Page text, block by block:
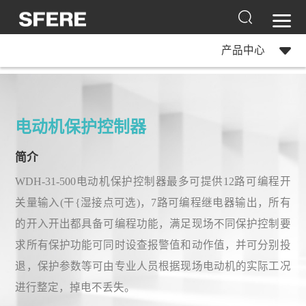
产品中心
电动机保护控制器
简介
WDH-31-500电动机保护控制器最多可提供12路可编程开
关量输入(干{湿接点可选)，7路可编程继电器输出，所有
的开入开出都具备可编程功能，满足现场不同保护控制要
求所有保护功能可同时设查报警值和动作值，并可分别投
退，保护参数等可由专业人员根据现场电动机的实际工况
进行整定，掉电不丢失。